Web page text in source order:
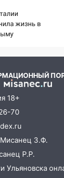
готовы
ДТП и
рублей:
банда
жизнь в
18+
70
З.Ф.
Р.Р.
Ульяновска